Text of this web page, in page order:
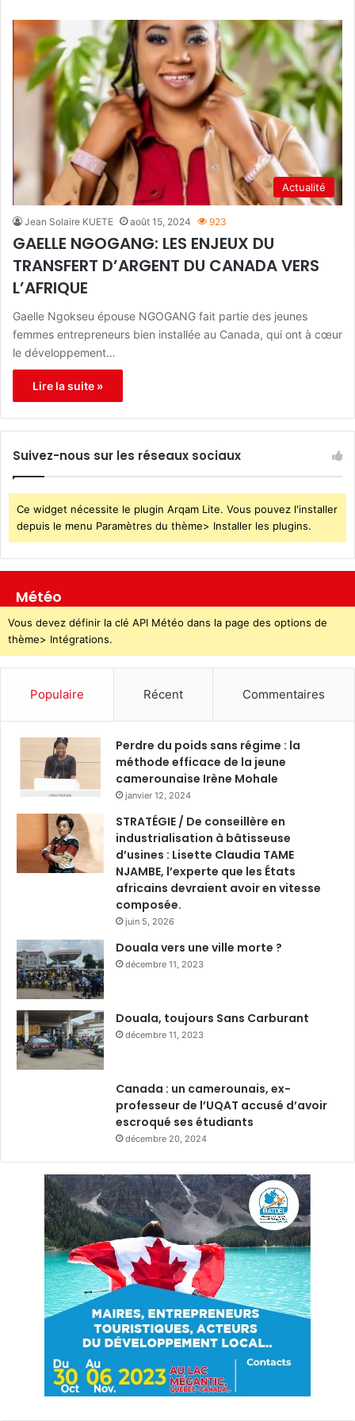
Actualité
Jean Solaire KUETE août 15, 2024 923
GAELLE NGOGANG: LES ENJEUX DU
TRANSFERT D’ARGENT DU CANADA VERS
L’AFRIQUE
Gaelle Ngokseu épouse NGOGANG fait partie des jeunes
femmes entrepreneurs bien installée au Canada, qui ont à cœur
le développement…
Lire la suite »
Suivez-nous sur les réseaux sociaux
Ce widget nécessite le plugin Arqam Lite. Vous pouvez l'installer
depuis le menu Paramètres du thème> Installer les plugins.
Météo
Vous devez définir la clé API Météo dans la page des options de
thème> Intégrations.
Populaire Récent Commentaires
Perdre du poids sans régime : la
méthode efficace de la jeune
camerounaise Irène Mohale
janvier 12, 2024
STRATÉGIE / De conseillère en
industrialisation à bâtisseuse
d’usines : Lisette Claudia TAME
NJAMBE, l’experte que les États
africains devraient avoir en vitesse
composée.
juin 5, 2026
Douala vers une ville morte ?
décembre 11, 2023
Douala, toujours Sans Carburant
décembre 11, 2023
Canada : un camerounais, ex-
professeur de l’UQAT accusé d’avoir
escroqué ses étudiants
décembre 20, 2024